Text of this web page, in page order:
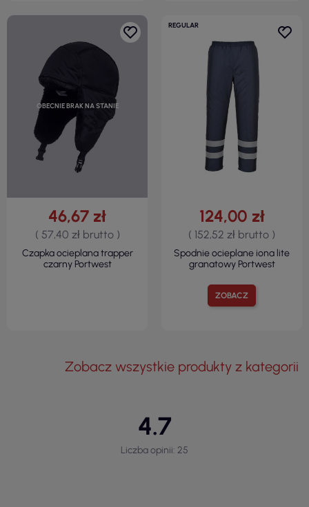
OBECNIE BRAK NA STANIE
46,67 zł
( 57,40 zł brutto )
Czapka ocieplana trapper
czarny Portwest
REGULAR
ZOBACZ
124,00 zł
( 152,52 zł brutto )
Spodnie ocieplane iona lite
granatowy Portwest
Zobacz wszystkie produkty z kategorii
4.7
Liczba opinii: 25